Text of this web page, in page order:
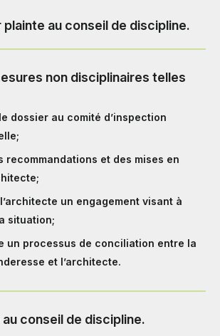
au conseil de discipline.
non disciplinaires telles
dossier au comité d’inspection
recommandations et des mises en
un engagement visant à
situation;
un processus de conciliation entre la
et l’architecte.
conseil de discipline.